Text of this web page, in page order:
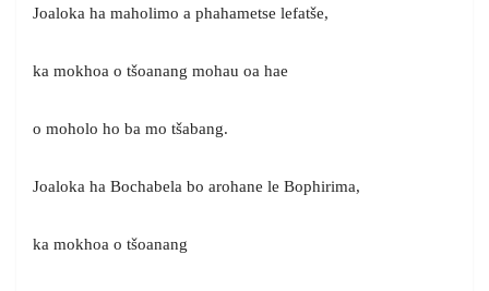
Joaloka ha maholimo a phahametse lefatše,
ka mokhoa o tšoanang mohau oa hae
o moholo ho ba mo tšabang.
Joaloka ha Bochabela bo arohane le Bophirima,
ka mokhoa o tšoanang